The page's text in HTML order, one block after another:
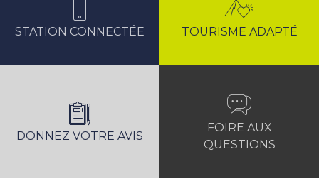
STATION CONNECTÉE TOURISME ADAPTÉ
DONNEZ VOTRE AVIS
FOIRE AUX
QUESTIONS